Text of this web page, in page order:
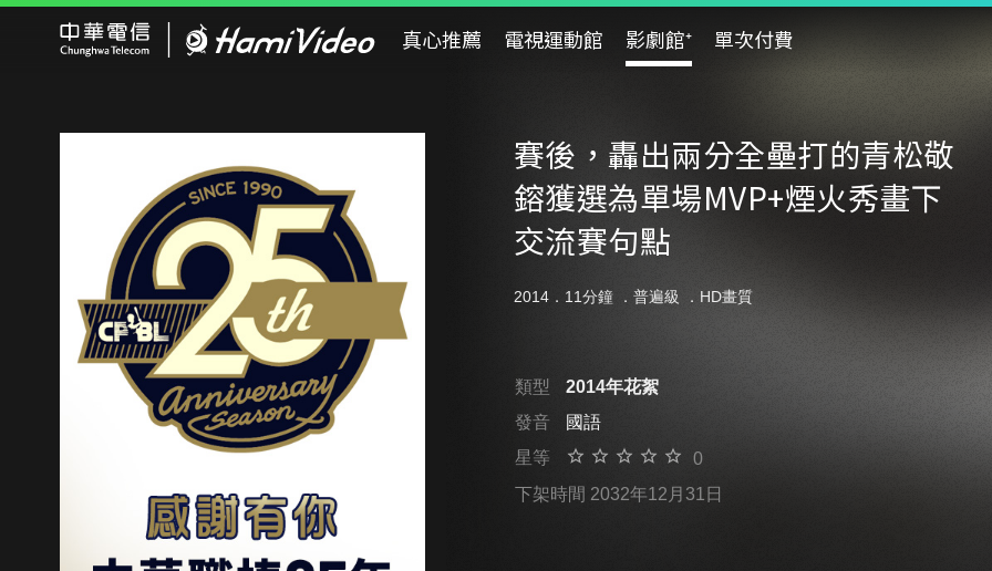
真心推薦 電視運動館 影劇館⁺ 單次付費
賽後，轟出兩分全壘打的青松敬
鎔獲選為單場MVP+煙火秀畫下
交流賽句點
2014．11分鐘 ． 普遍級 ．HD畫質
類型
2014年花絮
發音
國語
星等
0
下架時間 2032年12月31日